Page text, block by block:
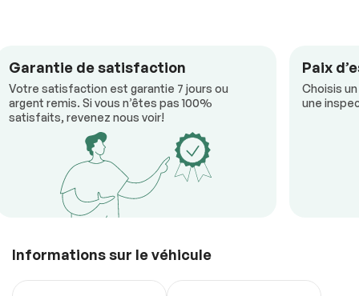
Garantie de satisfaction
Votre satisfaction est garantie 7 jours ou
argent remis. Si vous n’êtes pas 100%
satisfaits, revenez nous voir!
Paix
Choisis
une
Informations sur le véhicule